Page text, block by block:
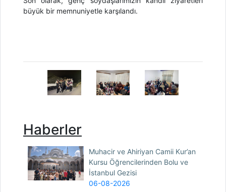
büyük bir memnuniyetle karşılandı.
Haberler
Muhacir ve Ahiriyan Camii Kur’an
Kursu Öğrencilerinden Bolu ve
İstanbul Gezisi
06-08-2026